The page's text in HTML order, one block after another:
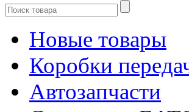
Новые товары
Коробки
Автозапчасти